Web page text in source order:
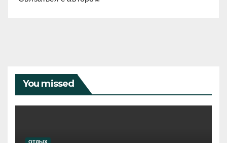
You missed
ОТДЫХ